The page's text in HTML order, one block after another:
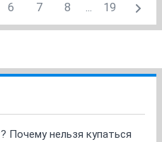
6 7 8 ... 19
Почему нельзя купаться